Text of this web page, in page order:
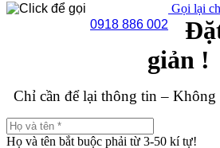
0918 886 002
Gọi lại
giản !
Chỉ cần để lại thông tin – Không
Họ và tên bắt buộc phải từ 3-50 kí tự!